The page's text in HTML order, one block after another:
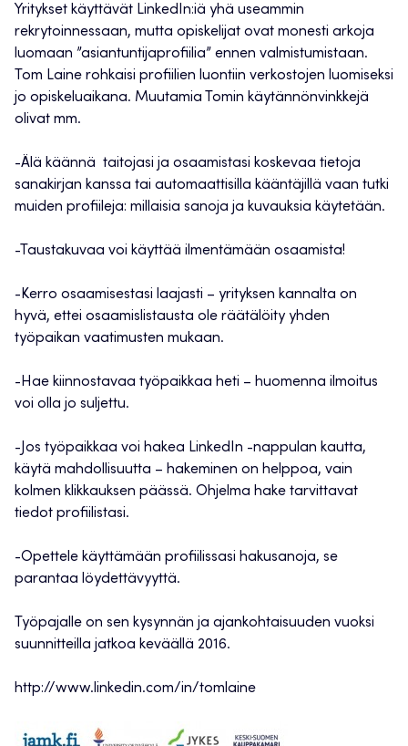
Yritykset käyttävät LinkedIn:iä yhä useammin
rekrytoinnessaan, mutta opiskelijat ovat monesti arkoja
luomaan ”asiantuntijaprofiilia” ennen valmistumistaan.
Tom Laine rohkaisi profiilien luontiin verkostojen luomiseksi
jo opiskeluaikana. Muutamia Tomin käytännönvinkkejä
olivat mm.
-Älä käännä taitojasi ja osaamistasi koskevaa tietoja
sanakirjan kanssa tai automaattisilla kääntäjillä vaan tutki
muiden profiileja: millaisia sanoja ja kuvauksia käytetään.
-Taustakuvaa voi käyttää ilmentämään osaamista!
-Kerro osaamisestasi laajasti – yrityksen kannalta on
hyvä, ettei osaamislistausta ole räätälöity yhden
työpaikan vaatimusten mukaan.
-Hae kiinnostavaa työpaikkaa heti – huomenna ilmoitus
voi olla jo suljettu.
-Jos työpaikkaa voi hakea LinkedIn -nappulan kautta,
käytä mahdollisuutta – hakeminen on helppoa, vain
kolmen klikkauksen päässä. Ohjelma hake tarvittavat
tiedot profiilistasi.
-Opettele käyttämään profiilissasi hakusanoja, se
parantaa löydettävyyttä.
Työpajalle on sen kysynnän ja ajankohtaisuuden vuoksi
suunnitteilla jatkoa keväällä 2016.
http://www.linkedin.com/in/tomlaine